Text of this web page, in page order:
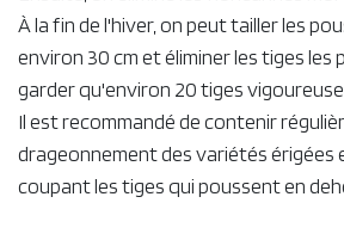
centimètres des primocannes. Cette
idéalement par temps sec pour éviter
maladies
Pincement des tiges